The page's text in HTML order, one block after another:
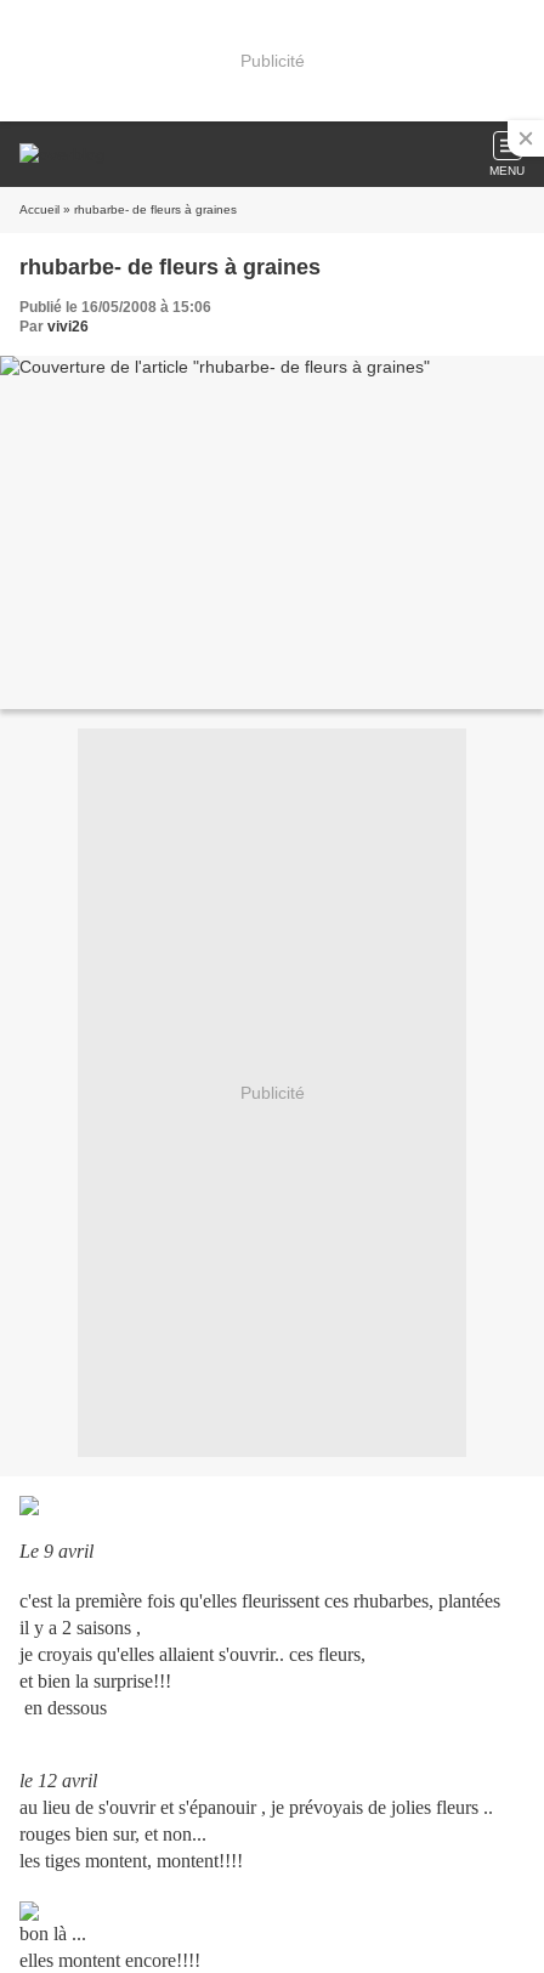
Publicité
MENU
Accueil » rhubarbe- de fleurs à graines
rhubarbe- de fleurs à graines
Publié le 16/05/2008 à 15:06
Par vivi26
Publicité
Le 9 avril
c'est la première fois qu'elles fleurissent ces rhubarbes, plantées
il y a 2 saisons ,
je croyais qu'elles allaient s'ouvrir.. ces fleurs,
et bien la surprise!!!
en dessous
le 12 avril
au lieu de s'ouvrir et s'épanouir , je prévoyais de jolies fleurs ..
rouges bien sur, et non...
les tiges montent, montent!!!!
bon là ...
elles montent encore!!!!